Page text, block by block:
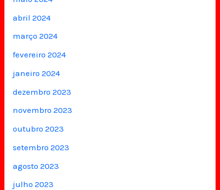
abril 2024
março 2024
fevereiro 2024
janeiro 2024
dezembro 2023
novembro 2023
outubro 2023
setembro 2023
agosto 2023
julho 2023